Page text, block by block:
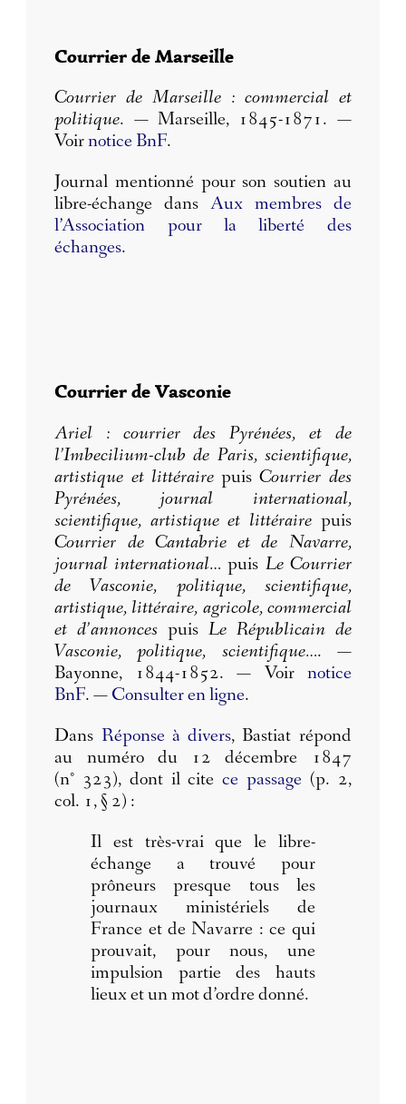
Courrier de Marseille
Courrier de Marseille : commercial et
politique. — Marseille, 1845-1871. —
Voirnotice BnF.
Journal mentionné pour son soutien au
libre-échange dans Aux membres de
l’Association pour la liberté des
échanges.
Courrier de Vasconie
Ariel : courrier des Pyrénées, et de
l’Imbecilium-club de Paris, scientifique,
artistique et littérairepuisCourrier des
Pyrénées, journal international,
scientifique, artistique et littéraire puis
Courrier de Cantabrie et de Navarre,
journal international… puis Le Courrier
de Vasconie, politique, scientifique,
artistique, littéraire, agricole, commercial
et d’annonces puis Le Républicain de
Vasconie, politique, scientifique…. —
Bayonne, 1844-1852. — Voir notice
BnF. — Consulter en ligne.
Dans Réponse à divers, Bastiat répond
au numéro du 12 décembre 1847
(n° 323), dont il citece passage (p. 2,
col. 1, § 2) :
Il est très-vrai que le libre-
échange a trouvé pour
prôneurs presque tous les
journaux ministériels de
France et de Navarre : ce qui
prouvait, pour nous, une
impulsion partie des hauts
lieux et un mot d’ordre donné.